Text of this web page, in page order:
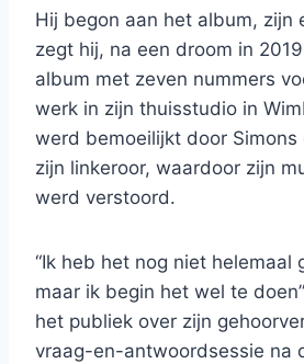
Hij begon aan het album, zijn
zegt hij, na een droom in
album met zeven nummers
werk in zijn thuisstudio in
werd bemoeilijkt door Simons
zijn linkeroor, waardoor zijn
werd verstoord.
“Ik heb het nog niet helemaal
maar ik begin het wel te
het publiek over zijn
vraag-en-antwoordsessie na